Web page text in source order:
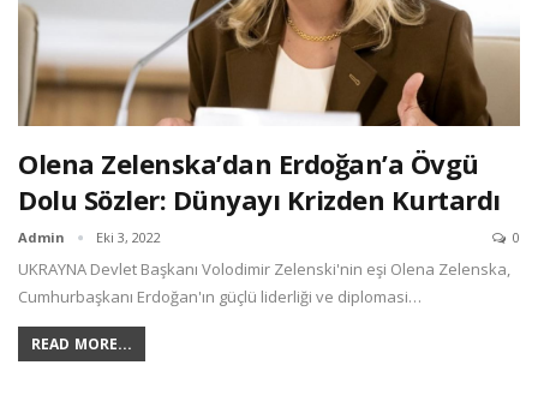
Olena Zelenska’dan Erdoğan’a Övgü
Dolu Sözler: Dünyayı Krizden Kurtardı
Admin Eki 3, 2022 0
UKRAYNA Devlet Başkanı Volodimir Zelenski'nin eşi Olena Zelenska,
Cumhurbaşkanı Erdoğan'ın güçlü liderliği ve diplomasi…
READ MORE...